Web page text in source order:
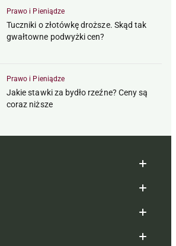
Prawo i Pieniądze
Tuczniki o złotówkę droższe. Skąd tak
gwałtowne podwyżki cen?
Prawo i Pieniądze
Jakie stawki za bydło rzeźne? Ceny są
coraz niższe